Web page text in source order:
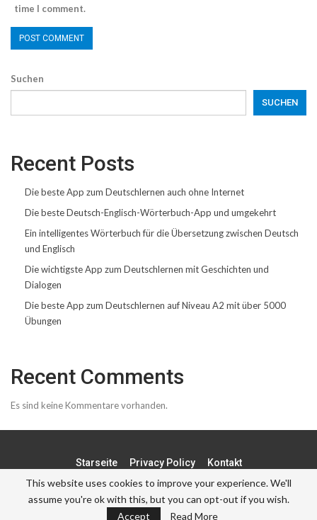
time I comment.
Suchen
SUCHEN
Recent Posts
Die beste App zum Deutschlernen auch ohne Internet
Die beste Deutsch-Englisch-Wörterbuch-App und umgekehrt
Ein intelligentes Wörterbuch für die Übersetzung zwischen Deutsch
und Englisch
Die wichtigste App zum Deutschlernen mit Geschichten und
Dialogen
Die beste App zum Deutschlernen auf Niveau A2 mit über 5000
Übungen
Recent Comments
Es sind keine Kommentare vorhanden.
Starseite Privacy Policy Kontakt
© - . All Rights Reserved.
This website uses cookies to improve your experience. We'll
assume you're ok with this, but you can opt-out if you wish.
Accept
Read More